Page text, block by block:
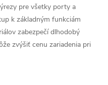
pre všetky porty a
k základným funkciám
zabezpečí dlhodobý
zvýšiť cenu zariadenia pri